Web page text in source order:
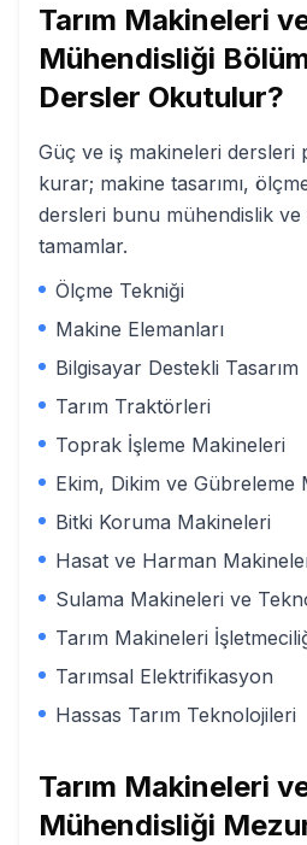
Tarım Makineleri
Mühendisliği
Dersler Okutulur?
Güç ve iş makineleri dersleri
kurar; makine tasarımı,
dersleri bunu mühendislik ve
tamamlar.
Ölçme Tekniği
Makine Elemanları
Bilgisayar Destekli Tasarım
Tarım Traktörleri
Toprak İşleme Makineleri
Ekim, Dikim ve Gübreleme
Bitki Koruma Makineleri
Hasat ve Harman
Sulama Makineleri ve
Tarım Makineleri
Tarımsal Elektrifikasyon
Hassas Tarım Teknolojileri
Tarım Makineleri
Mühendisliği